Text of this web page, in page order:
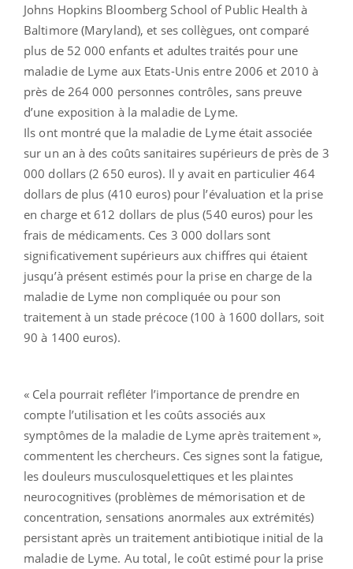
Johns Hopkins Bloomberg School of Public Health à
Baltimore (Maryland), et ses collègues, ont comparé
plus de 52 000 enfants et adultes traités pour une
maladie de Lyme aux Etats-Unis entre 2006 et 2010 à
près de 264 000 personnes contrôles, sans preuve
d’une exposition à la maladie de Lyme.
Ils ont montré que la maladie de Lyme était associée
sur un an à des coûts sanitaires supérieurs de près de 3
000 dollars (2 650 euros). Il y avait en particulier 464
dollars de plus (410 euros) pour l’évaluation et la prise
en charge et 612 dollars de plus (540 euros) pour les
frais de médicaments. Ces 3 000 dollars sont
significativement supérieurs aux chiffres qui étaient
jusqu’à présent estimés pour la prise en charge de la
maladie de Lyme non compliquée ou pour son
traitement à un stade précoce (100 à 1600 dollars, soit
90 à 1400 euros).
« Cela pourrait refléter l’importance de prendre en
compte l’utilisation et les coûts associés aux
symptômes de la maladie de Lyme après traitement »,
commentent les chercheurs. Ces signes sont la fatigue,
les douleurs musculosquelettiques et les plaintes
neurocognitives (problèmes de mémorisation et de
concentration, sensations anormales aux extrémités)
persistant après un traitement antibiotique initial de la
maladie de Lyme. Au total, le coût estimé pour la prise